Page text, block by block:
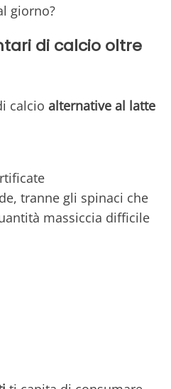
giorno?
di calcio oltre
calcio alternative al latte
tranne gli spinaci che
massiccia difficile